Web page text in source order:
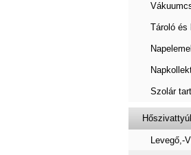
Tároló és
Szolár
Levegő,-